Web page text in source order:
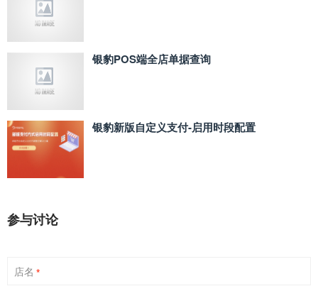
银豹POS端全店单据查询
银豹新版自定义支付‑启用时段配置
参与讨论
店名 *